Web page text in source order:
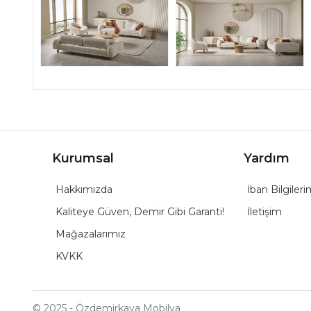
Kurumsal
Hakkımızda
Kaliteye Güven, Demir Gibi Garanti!
Mağazalarımız
KVKK
Yardım
İban
İletişim
© 2025 - Özdemirkaya Mobilya